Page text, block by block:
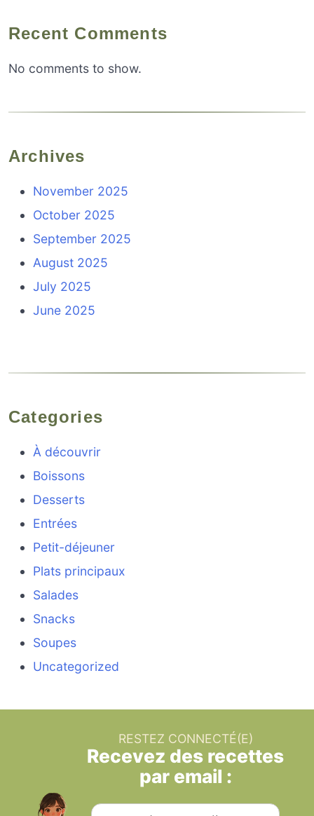
Recent Comments
No comments to show.
Archives
November 2025
October 2025
September 2025
August 2025
July 2025
June 2025
Categories
À découvrir
Boissons
Desserts
Entrées
Petit-déjeuner
Plats principaux
Salades
Snacks
Soupes
Uncategorized
RESTEZ CONNECTÉ(E)
Recevez des recettes
par email :